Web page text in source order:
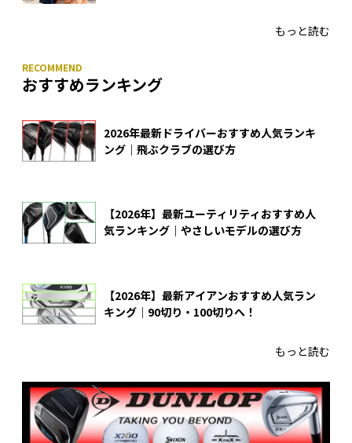
もっと読む
おすすめランキング
2026年最新ドライバーおすすめ人気ランキ
ング｜飛ぶクラブの選び方
【2026年】最新ユーティリティおすすめ人
気ランキング｜やさしいモデルの選び方
【2026年】最新アイアンおすすめ人気ラン
キング｜90切り・100切りへ！
もっと読む